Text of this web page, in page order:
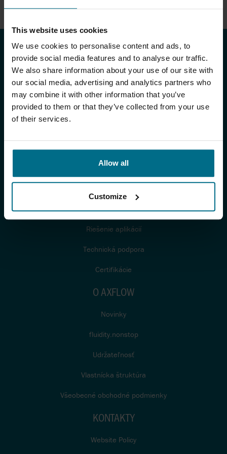
This website uses cookies
We use cookies to personalise content and ads, to
provide social media features and to analyse our traffic.
We also share information about your use of our site with
our social media, advertising and analytics partners who
may combine it with other information that you’ve
provided to them or that they’ve collected from your use
of their services.
Allow all
Customize
pomôžeme ho prekonať.
PRODUKTY A SLUŽBY
Produkty
Výrobcovia
Služby
Centrálny európsky sklad
APLIKÁCIE A PODPORA
Priemyselné odvetvia
Riešenie aplikácií
Technická podpora
Certifikácie
O AXFLOW
Novinky
fluidity.nonstop
Udržateľnosť
Vlastnícka štruktúra
Všeobecné obchodné podmienky
KONTAKTY
Website Policy